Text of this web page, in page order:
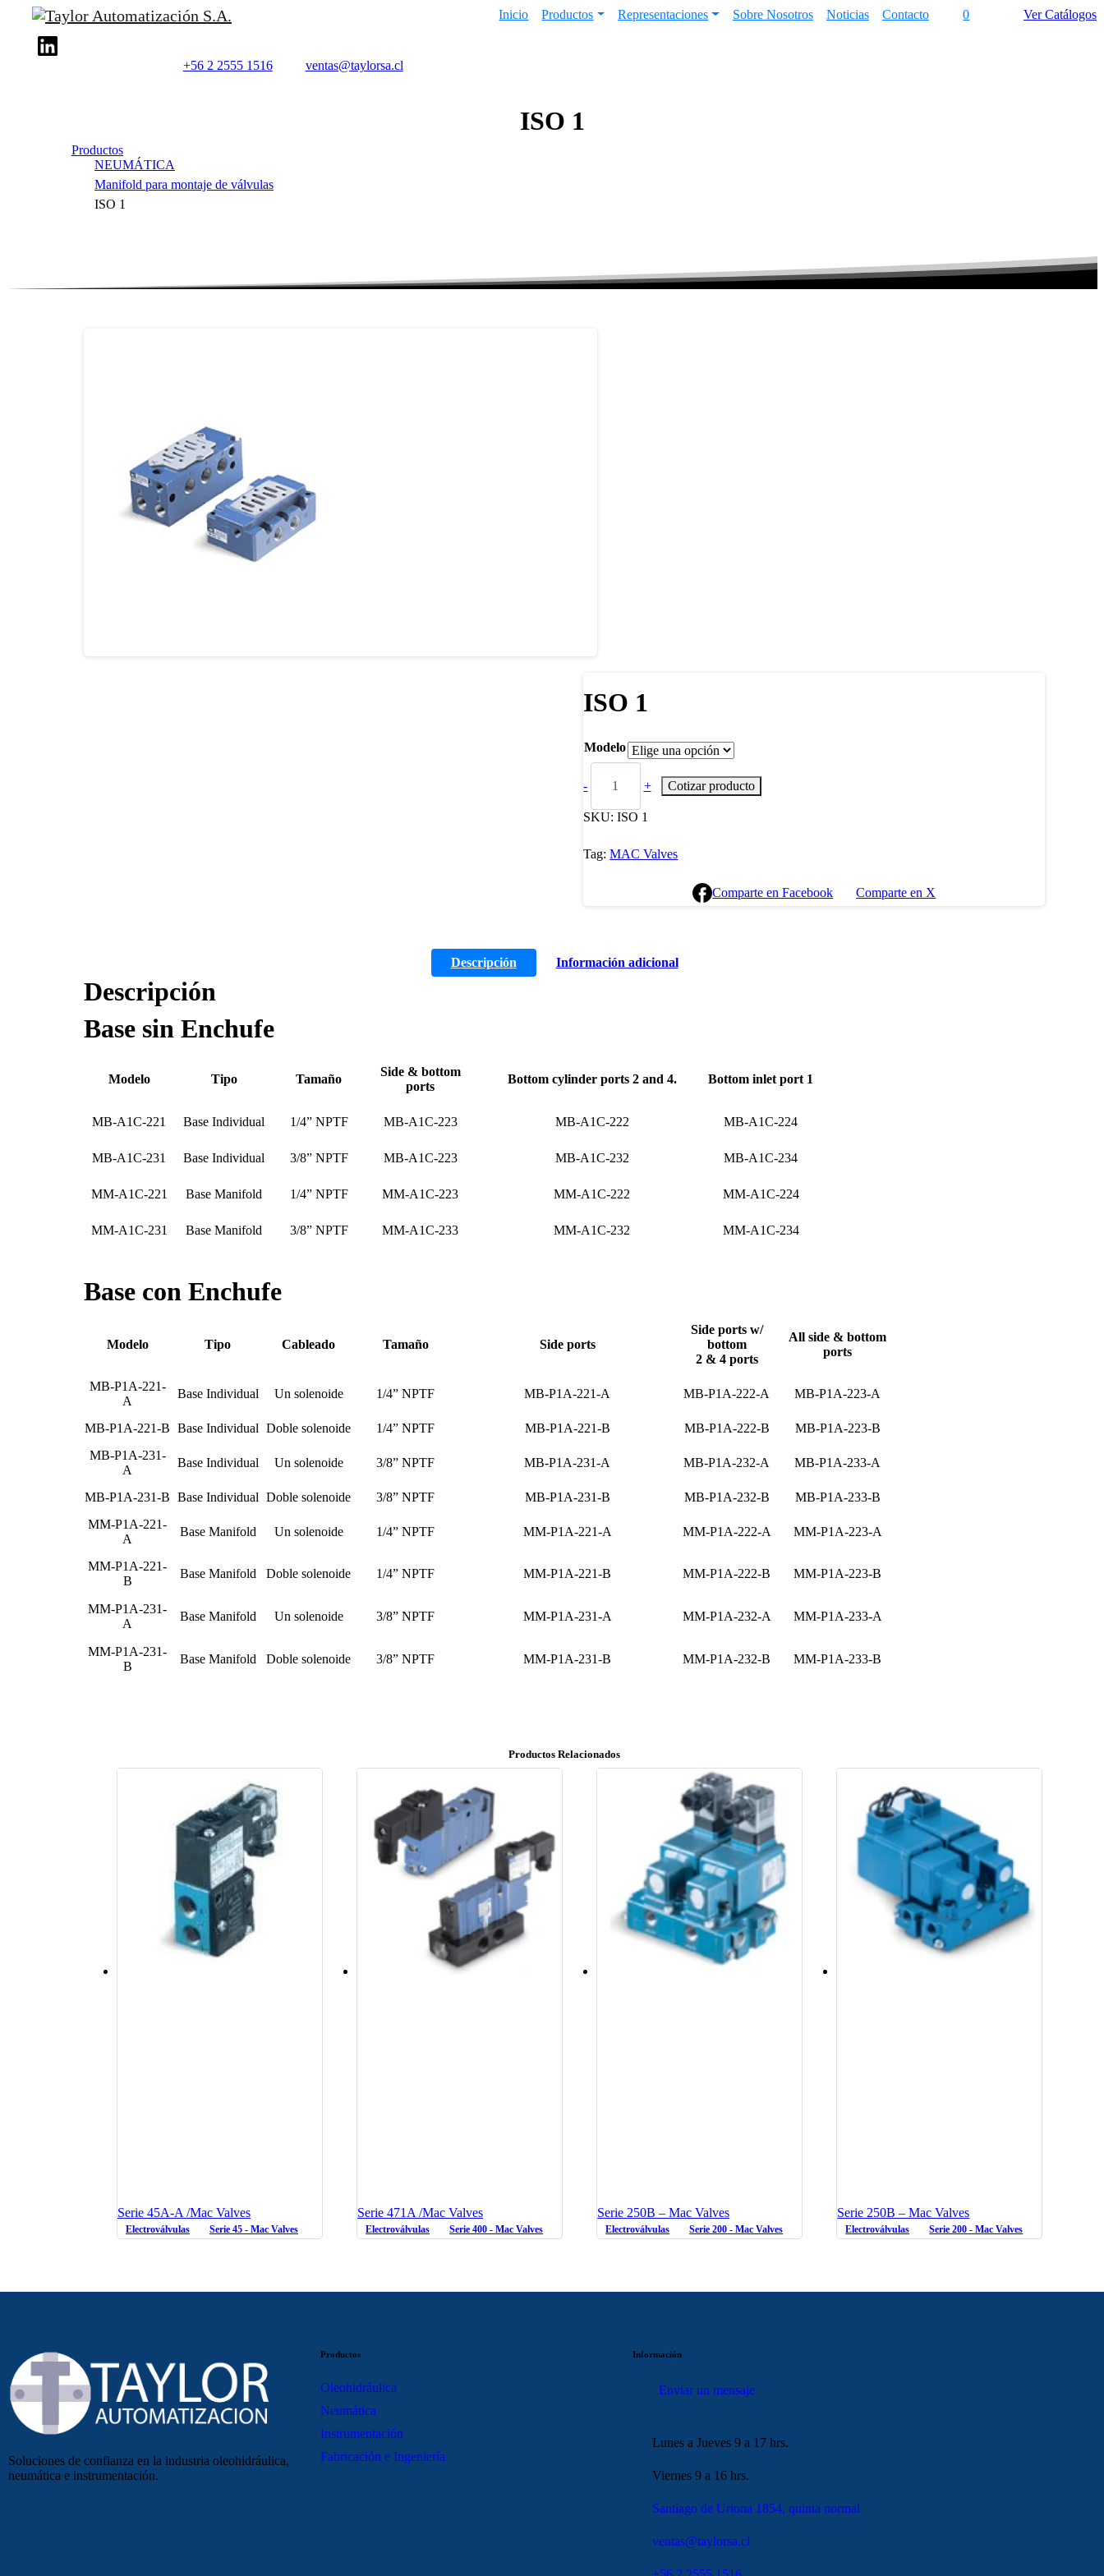
Inicio Productos Representaciones Sobre Nosotros Noticias Contacto 0 Ver Catálogos
+56 2 2555 1516 ventas@taylorsa.cl
ISO 1
Productos
NEUMÁTICA
Manifold para montaje de válvulas
ISO 1
ISO 1
Modelo
- + Cotizar producto
SKU: ISO 1
Tag: MAC Valves
Comparte en Facebook Comparte en X
Descripción Información adicional
Descripción
Base sin Enchufe
Modelo Tipo Tamaño
Side & bottom
ports
Bottom cylinder ports 2 and 4. Bottom inlet port 1
MB-A1C-221 Base Individual 1/4” NPTF MB-A1C-223 MB-A1C-222 MB-A1C-224
MB-A1C-231 Base Individual 3/8” NPTF MB-A1C-223 MB-A1C-232 MB-A1C-234
MM-A1C-221 Base Manifold 1/4” NPTF MM-A1C-223 MM-A1C-222 MM-A1C-224
MM-A1C-231 Base Manifold 3/8” NPTF MM-A1C-233 MM-A1C-232 MM-A1C-234
Base con Enchufe
Modelo Tipo Cableado Tamaño Side ports
Side ports w/
bottom
2 & 4 ports
All side & bottom
ports
MB-P1A-221-
A
Base Individual Un solenoide 1/4” NPTF MB-P1A-221-A MB-P1A-222-A MB-P1A-223-A
MB-P1A-221-B Base Individual Doble solenoide 1/4” NPTF MB-P1A-221-B MB-P1A-222-B
MB-P1A-223-B
MB-P1A-231-
A
Base Individual Un solenoide 3/8” NPTF MB-P1A-231-A MB-P1A-232-A MB-P1A-233-A
MB-P1A-231-B Base Individual Doble solenoide 3/8” NPTF MB-P1A-231-B MB-P1A-232-B
MB-P1A-233-B
MM-P1A-221-
A
Base Manifold Un solenoide 1/4” NPTF MM-P1A-221-A MM-P1A-222-A MM-P1A-223-A
MM-P1A-221-
B
Base Manifold Doble solenoide 1/4” NPTF MM-P1A-221-B MM-P1A-222-B MM-P1A-223-B
MM-P1A-231-
A
Base Manifold Un solenoide 3/8” NPTF MM-P1A-231-A MM-P1A-232-A MM-P1A-233-A
MM-P1A-231-
B
Base Manifold Doble solenoide 3/8” NPTF MM-P1A-231-B MM-P1A-232-B MM-P1A-233-B
Productos Relacionados
Serie 45A-A /Mac Valves
Electroválvulas Serie 45 - Mac Valves
Serie 471A /Mac Valves
Electroválvulas Serie 400 - Mac Valves
Serie 250B – Mac Valves
Electroválvulas Serie 200 - Mac Valves
Serie 250B – Mac Valves
Electroválvulas Serie 200 - Mac Valves
Soluciones de confianza en la industria oleohidráulica,
neumática e instrumentación.
Productos
Oleohidráulica
Neumática
Instrumentación
Fabricación e Ingeniería
Información
Enviar un mensaje
Lunes a Jueves 9 a 17 hrs.
Viernes 9 a 16 hrs.
Santiago de Uriona 1854, quinta normal
ventas@taylorsa.cl